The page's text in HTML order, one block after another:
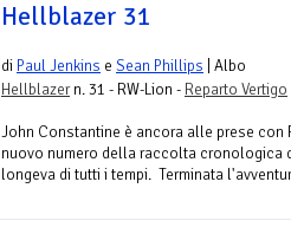
Hellblazer 31
di Paul Jenkins e Sean Phillips | Albo
Hellblazern. 31 - RW-Lion - Reparto Vertigo
John Constantine è ancora alle prese con
nuovo numero della raccolta cronologica
longeva di tutti i tempi. Terminata